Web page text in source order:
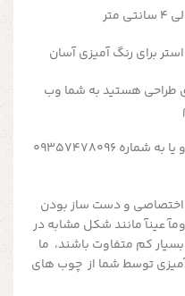
برای رنگ آمیزی آسان
طراحی هستید به شما وب
برای اطلاعات بیشتر از طریق دایرکت و یا به شماره 09357478096
اختصاصی و دست ساز بودن
عینآ مانند شکل مشابه در
کم متفاوت باشند، ما
توسط شما از چوب های